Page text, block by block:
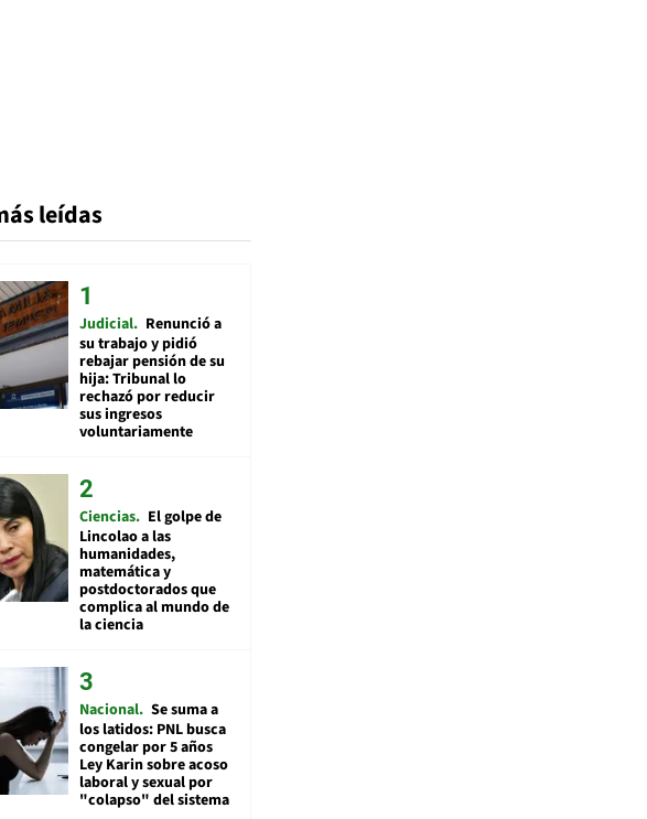
leídas
Judicial Renunció a
su trabajo y pidió
rebajar pensión de su
hija: Tribunal lo
rechazó por reducir
sus ingresos
voluntariamente
Ciencias El golpe de
Lincolao a las
humanidades,
matemática y
postdoctorados que
complica al mundo de
la ciencia
Nacional Se suma a
los latidos: PNL busca
congelar por 5 años
Ley Karin sobre acoso
laboral y sexual por
"colapso" del sistema